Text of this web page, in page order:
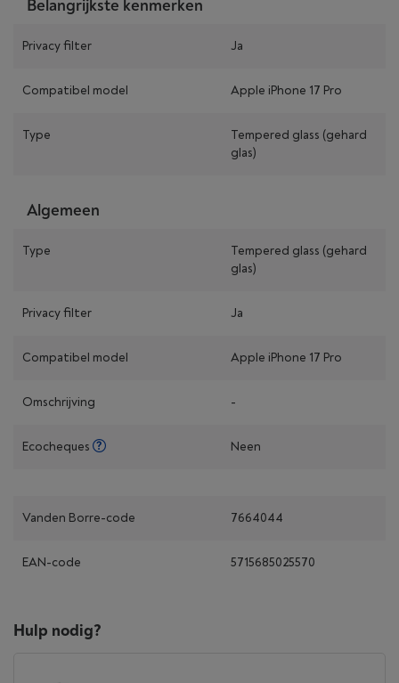
Belangrijkste kenmerken
Privacy filter Ja
Compatibel model Apple iPhone 17 Pro
Type
Tempered glass (gehard
glas)
Algemeen
Type
Tempered glass (gehard
glas)
Privacy filter Ja
Compatibel model Apple iPhone 17 Pro
Omschrijving -
Ecocheques Neen
Vanden Borre-code 7664044
EAN-code 5715685025570
Hulp nodig?